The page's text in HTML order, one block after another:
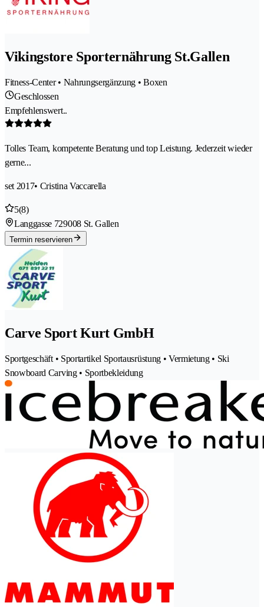
Vikingstore Sporternährung St.Gallen
Fitness-Center • Nahrungsergänzung • Boxen
Geschlossen
Empfehlenswert..
Tolles Team, kompetente Beratung und top Leistung. Jederzeit wieder
gerne...
set 2017• Cristina Vaccarella
5(8)
Langgasse 729008 St. Gallen
Termin reservieren
Carve Sport Kurt GmbH
Sportgeschäft • Sportartikel Sportausrüstung • Vermietung • Ski
Snowboard Carving • Sportbekleidung